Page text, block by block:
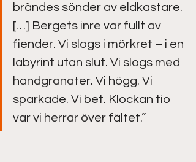
brändes sönder av eldkastare.
[…] Bergets inre var fullt av
fiender. Vi slogs i mörkret – i en
labyrint utan slut. Vi slogs med
handgranater. Vi högg. Vi
sparkade. Vi bet. Klockan tio
var vi herrar över fältet.”